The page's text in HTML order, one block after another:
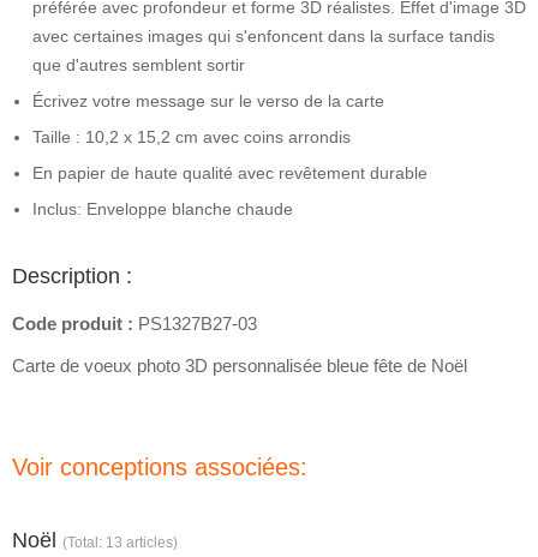
préférée avec profondeur et forme 3D réalistes. Effet d'image 3D
avec certaines images qui s'enfoncent dans la surface tandis
que d'autres semblent sortir
Écrivez votre message sur le verso de la carte
Taille : 10,2 x 15,2 cm avec coins arrondis
En papier de haute qualité avec revêtement durable
Inclus: Enveloppe blanche chaude
Description :
Code produit : PS1327B27-03
Carte de voeux photo 3D personnalisée bleue fête de Noël
Voir conceptions associées:
Noël (Total: 13 articles)